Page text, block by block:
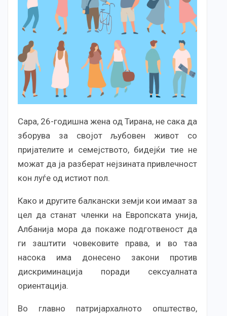
Сара, 26-годишна жена од Тирана, не сака да
зборува за својот љубовен живот со
пријателите и семејството, бидејќи тие не
можат да ја разберат нејзината привлечност
кон луѓе од истиот пол.
Како и другите балкански земји кои имаат за
цел да станат членки на Европската унија,
Албанија мора да покаже подготвеност да
ги заштити човековите права, и во таа
насока има донесено закони против
дискриминација поради сексуалната
ориентација.
Во главно патријархалното општество,